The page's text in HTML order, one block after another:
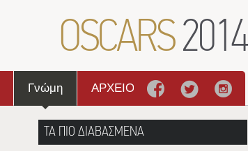
OSCARS2014
Γνώμη ΑΡΧΕΙΟ
ΤΑ ΠΙΟ ΔΙΑΒΑΣΜΕΝΑ